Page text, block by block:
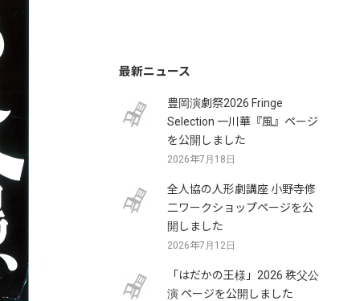
最新ニュース
豊岡演劇祭2026 Fringe
Selection 一川華『風』ページ
を公開しました
2026年7月18日
全人協の人形劇講座 小野寺修
二ワークショップページを公
開しました
2026年7月12日
「はだかの王様」2026 秩父公
演 ページを公開しました